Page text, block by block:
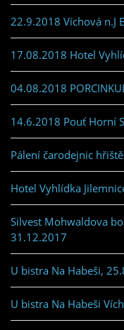
22.9.2018 Víchová n.J
17.08.2018 Hotel
04.08.2018
14.6.2018 Pouť Horní
Pálení čarodejnic
Hotel Vyhlídka
Silvest Mohwaldova
31.12.2017
U bistra Na Habeši,
U bistra Na Habeši